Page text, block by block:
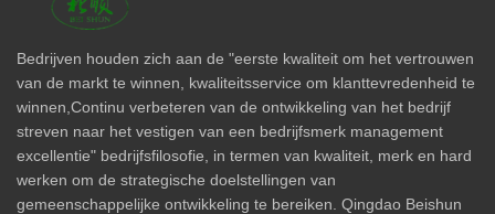
Bedrijven houden zich aan de "eerste kwaliteit om het vertrouwen
van de markt te winnen, kwaliteitsservice om klanttevredenheid te
winnen,Continu verbeteren van de ontwikkeling van het bedrijf
streven naar het vestigen van een bedrijfsmerk management
excellentie" bedrijfsfilosofie, in termen van kwaliteit, merk en hard
werken om de strategische doelstellingen van
gemeenschappelijke ontwikkeling te bereiken. Qingdao Beishun